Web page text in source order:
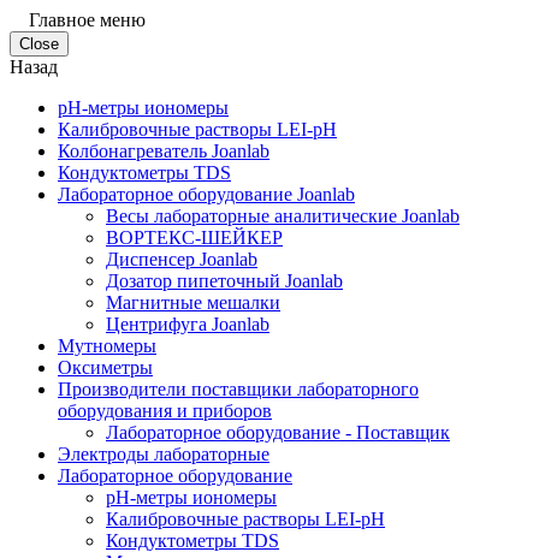
Главное меню
Close
Назад
pH-метры иономеры
Калибровочные растворы LEI-pH
Колбонагреватель Joanlab
Кондуктометры TDS
Лабораторное оборудование Joanlab
Весы лабораторные аналитические Joanlab
ВОРТЕКС-ШЕЙКЕР
Диспенсер Joanlab
Дозатор пипеточный Joanlab
Магнитные мешалки
Центрифуга Joanlab
Мутномеры
Оксиметры
Производители поставщики лабораторного
оборудования и приборов
Лабораторное оборудование - Поставщик
Электроды лабораторные
Лабораторное оборудование
pH-метры иономеры
Калибровочные растворы LEI-pH
Кондуктометры TDS